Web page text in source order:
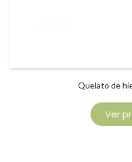
Quelato de
Ver